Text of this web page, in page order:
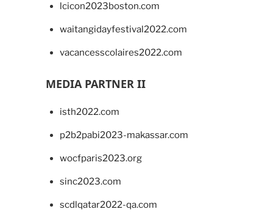
lcicon2023boston.com
waitangidayfestival2022.com
vacancesscolaires2022.com
MEDIA PARTNER II
isth2022.com
p2b2pabi2023-makassar.com
wocfparis2023.org
sinc2023.com
scdlqatar2022-qa.com